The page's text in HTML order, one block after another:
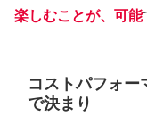
楽しむことが、可能
コストパフォ
で決まり